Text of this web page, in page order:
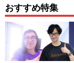
おすすめ特集